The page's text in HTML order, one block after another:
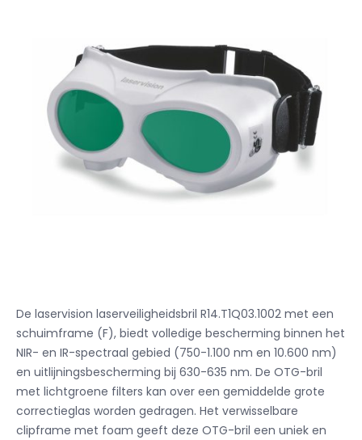
De laservision laserveiligheidsbril R14.T1Q03.1002 met een
schuimframe (F), biedt volledige bescherming binnen het
NIR- en IR-spectraal gebied (750-1.100 nm en 10.600 nm)
en uitlijningsbescherming bij 630-635 nm. De OTG-bril
met lichtgroene filters kan over een gemiddelde grote
correctieglas worden gedragen. Het verwisselbare
clipframe met foam geeft deze OTG-bril een uniek en